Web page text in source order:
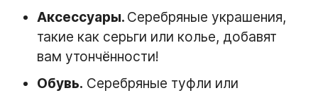
Аксессуары. Серебряные украшения,
такие как серьги или колье, добавят
вам утончённости!
Обувь. Серебряные туфли или